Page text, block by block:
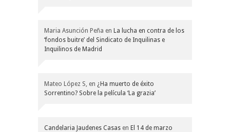
Maria Asunción Peña en La lucha en contra de los
‘fondos buitre’ del Sindicato de Inquilinas e
Inquilinos de Madrid
Mateo López S, en ¿Ha muerto de éxito
Sorrentino? Sobre la película ‘La grazia’
Candelaria Jaudenes Casas en El 14 de marzo